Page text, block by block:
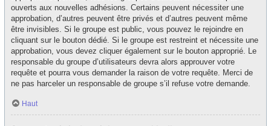
ouverts aux nouvelles adhésions. Certains peuvent nécessiter une
approbation, d’autres peuvent être privés et d’autres peuvent même
être invisibles. Si le groupe est public, vous pouvez le rejoindre en
cliquant sur le bouton dédié. Si le groupe est restreint et nécessite une
approbation, vous devez cliquer également sur le bouton approprié. Le
responsable du groupe d’utilisateurs devra alors approuver votre
requête et pourra vous demander la raison de votre requête. Merci de
ne pas harceler un responsable de groupe s’il refuse votre demande.
Haut